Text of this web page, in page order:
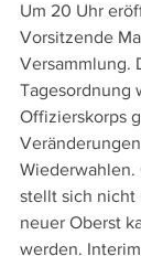
Um 20 Uhr
Vorsitzende
Versammlung.
Tagesordnung
Offizierskorps
Wiederwahlen.
stellt sich nicht
neuer Oberst
werden.